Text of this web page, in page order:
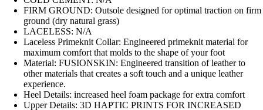
FIRM GROUND: Outsole designed for optimal traction on firm
ground (dry natural grass)
LACELESS: N/A
Laceless Primeknit Collar: Engineered primeknit material for
maximum comfort that molds to the shape of your foot
Material: FUSIONSKIN: Engineered transition of leather to
other materials that creates a soft touch and a unique leather
experience.
Heel Details: increased heel foam package for extra comfort
Upper Details: 3D HAPTIC PRINTS FOR INCREASED